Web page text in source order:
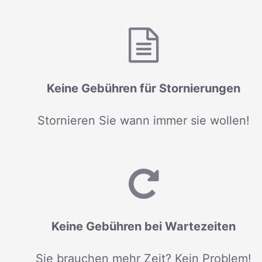
Keine Gebühren für Stornierungen
Stornieren Sie wann immer sie wollen!
Keine Gebühren bei Wartezeiten
Sie brauchen mehr Zeit? Kein Problem!